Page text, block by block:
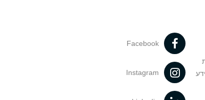
Facebook
Instagram